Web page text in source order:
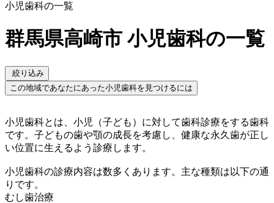
小児歯科の一覧
群馬県高崎市 小児歯科の一覧
絞り込み
この地域であなたにあった小児歯科を見つけるには
小児歯科とは、小児（子ども）に対して歯科診療をする歯科
です。子どもの歯や顎の成長を考慮し、健康な永久歯が正し
い位置に生えるよう診療します。
小児歯科の診療内容は数多くあります。主な種類は以下の通
りです。
むし歯治療